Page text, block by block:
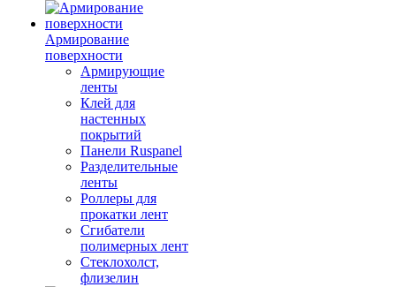
Армирование
поверхности
Армирующие
ленты
Клей для
настенных
покрытий
Панели Ruspanel
Разделительные
ленты
Роллеры для
прокатки лент
Сгибатели
полимерных лент
Стеклохолст,
флизелин